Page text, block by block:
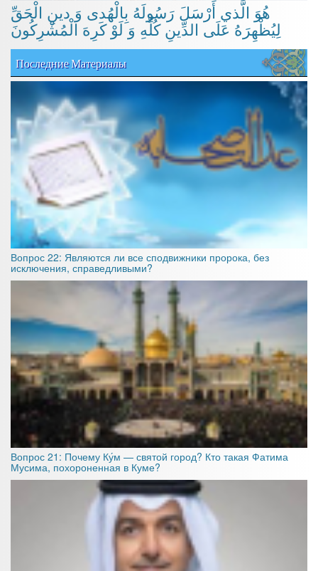
هُوَ الَّذي أَرْسَلَ رَسُولَهُ بِالْهُدى وَ دينِ الْحَقِّ
لِيُظْهِرَهُ عَلَى الدِّينِ كُلِّهِ وَ لَوْ كَرِهَ الْمُشْرِكُونَ
Последние Материалы
Вопрос 22: Являются ли все сподвижники пророка, без
исключения, справедливыми?
Вопрос 21: Почему Ку́м — святой город? Кто такая Фатима
Мусима, похороненная в Куме?